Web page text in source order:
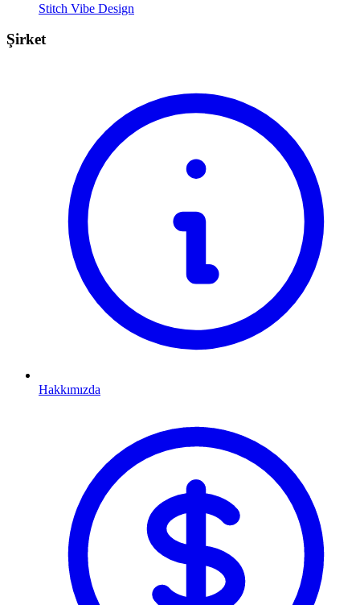
Stitch Vibe Design
Şirket
Hakkımızda